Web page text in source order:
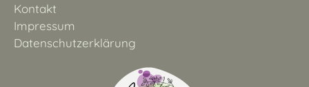
Kontakt
Impressum
Datenschutzerklärung